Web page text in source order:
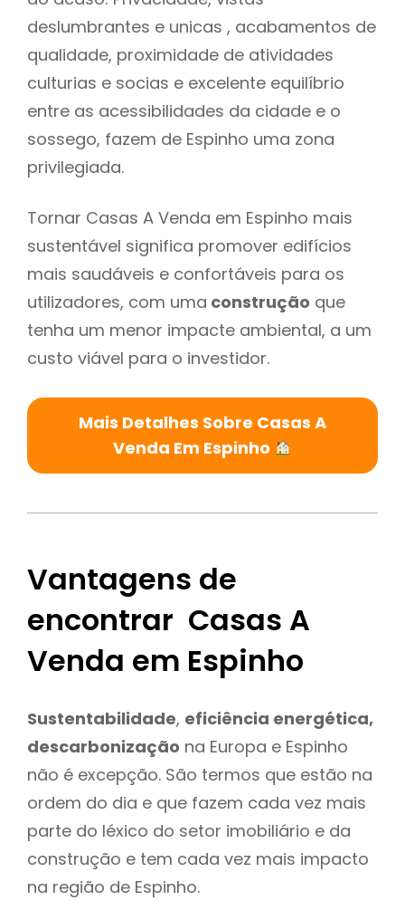
deslumbrantes e unicas , acabamentos de
qualidade, proximidade de atividades
culturias e socias e excelente equilíbrio
entre as acessibilidades da cidade e o
sossego, fazem de Espinho uma zona
privilegiada.
Tornar Casas A Venda em Espinho mais
sustentável significa promover edifícios
mais saudáveis e confortáveis para os
utilizadores, com uma construção que
tenha um menor impacte ambiental, a um
custo viável para o investidor.
Mais Detalhes Sobre Casas A
Venda Em Espinho
Vantagens de
encontrar Casas A
Venda em Espinho
Sustentabilidade, eficiência energética,
descarbonização na Europa e Espinho
não é excepção. São termos que estão na
ordem do dia e que fazem cada vez mais
parte do léxico do setor imobiliário e da
construção e tem cada vez mais impacto
na região de Espinho.